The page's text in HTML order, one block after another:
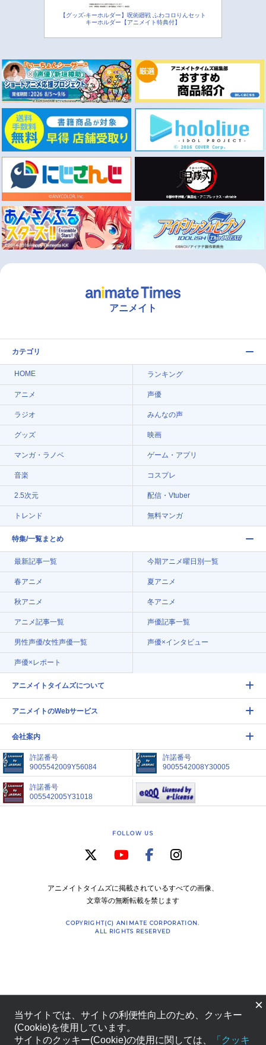
【グッズ-キーホルダー】呪術廻戦 ふわコロりんセット
キーホルダー【アニメイト特典付】
アニメイト
カテゴリ
HOME ランキング
アニメ 声優
ラジオ みんなの声
グッズ 映画
マンガ・ラノベ ゲーム・アプリ
音楽 コスプレ
2.5次元 配信・Vtuber
トレンド 無料マンガ
特集/一覧まとめ
最新記事一覧 今期アニメ曜日別一覧
春アニメ 夏アニメ
秋アニメ 冬アニメ
アニメ記事一覧 声優記事一覧
男性声優/女性声優一覧 声優×インタビュー
声優×レポート
アニメイトタイムズについて
アニメイトのWebサービス
会社案内
許諾番号
9005542009Y56084
許諾番号
9005542008Y30005
許諾番号
005542005Y31018
FOLLOW US
アニメイトタイムズに掲載されているすべての画像、
文章等の無断転載を禁じます
COPYRIGHT(C) ANIMATE CORPORATION.
ALL RIGHTS RESERVED
×
当サイトでは、サイトの利便性向上のため、クッキー
(Cookie)を使用しています。
サイトのクッキー(Cookie)の使用に関しては、
「クッキ